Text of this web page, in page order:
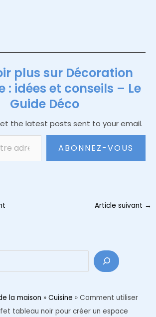
plus sur Décoration
: idées et conseils – Le
Guide Déco
the latest posts sent to your email.
ABONNEZ-VOUS
Article suivant →
la maison » Cuisine » Comment utiliser
tableau noir pour créer un espace